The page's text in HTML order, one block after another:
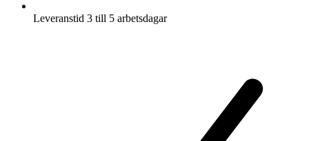
Leveranstid 3 till 5 arbetsdagar